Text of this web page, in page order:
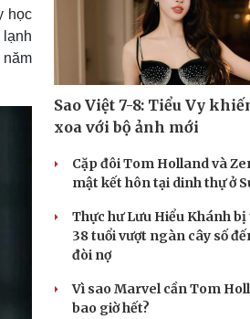
học
năm
Sao Việt 7-8: Tiểu Vy
xoa với bộ ảnh mới
Cặp đôi Tom Holland và
mật kết hôn tại dinh thự ở
Thực hư Lưu Hiểu Khánh
38 tuổi vượt ngàn cây số
đòi nợ
Vì sao Marvel cần Tom
bao giờ hết?